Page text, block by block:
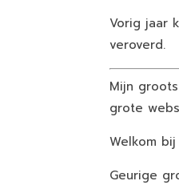
Vorig jaar
veroverd.
Mijn
grote
Welkom
Geurige